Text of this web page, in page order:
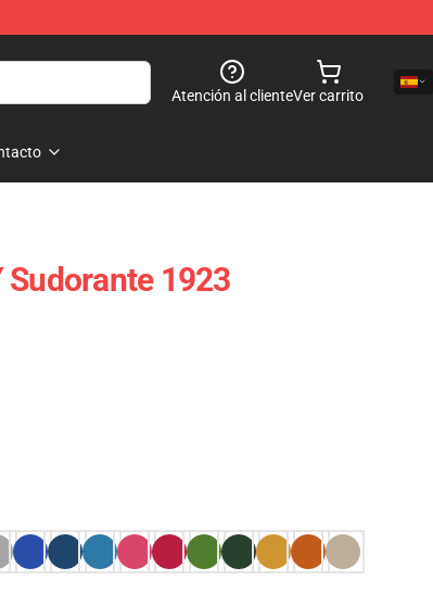
Atención al clienteVer carrito
Sudorante 1923